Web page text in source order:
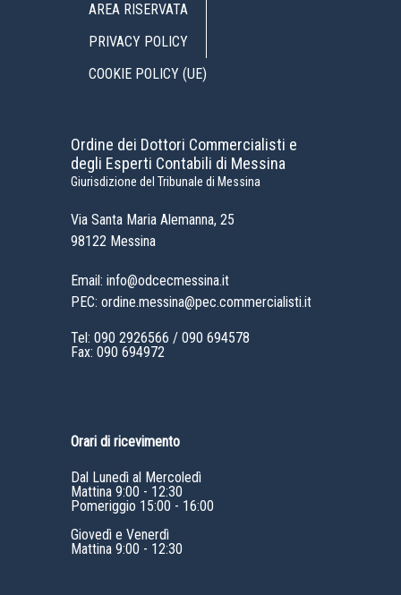
AREA RISERVATA
PRIVACY POLICY
COOKIE POLICY (UE)
Ordine dei Dottori Commercialisti e
degli Esperti Contabili di Messina
Giurisdizione del Tribunale di Messina
Via Santa Maria Alemanna, 25
98122 Messina
Email: info@odcecmessina.it
PEC: ordine.messina@pec.commercialisti.it
Tel: 090 2926566 / 090 694578
Fax: 090 694972
Orari di ricevimento
Dal Lunedì al Mercoledì
Mattina 9:00 - 12:30
Pomeriggio 15:00 - 16:00
Giovedì e Venerdì
Mattina 9:00 - 12:30